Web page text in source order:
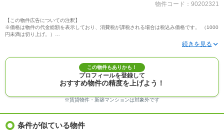
物件コード：90202321
【この物件広告についての注釈】
※価格は物件の代金総額を表示しており、消費税が課税される場合は税込み価格です。 （1000
円未満は切り上げ。）
※写真に写っている、またはパース（絵）や間取り図に描かれている家具や車などは、特にコ
※建築条件付き土地価格には、建物価格は含まれません。
※物件情報は、原則として情報提供日の２日前に最終確認した情報です。
※完成予想図はいずれも外構、植栽、外観等実際のものとは多少異なることがあります。
※モデルルーム・モデルハウス・展示場・ショールームの画像の場合、今回販売の物件と異な
※ＣＧ合成の画像の場合、実際とは多少異なる場合があります。
※物件特徴：販売戸数が複数の物件は、全ての住戸に該当しない項目もあります。
※価格更新：物件価格が変更された日から１週間表示されます。
この物件もありかも！
プロフィールを登録して
おすすめ物件の精度を上げよう！
※賃貸物件・新築マンションは対象外です
条件が似ている物件